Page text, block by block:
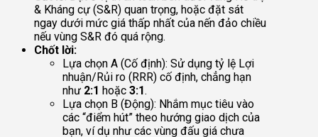
& Kháng cự (S&R) quan trọng, hoặc đặt sát
ngay dưới mức giá thấp nhất của nến đảo chiều
nếu vùng S&R đó quá rộng.
Chốt lời:
Lựa chọn A (Cố định): Sử dụng tỷ lệ Lợi
nhuận/Rủi ro (RRR) cố định, chẳng hạn
như 2:1 hoặc 3:1.
Lựa chọn B (Động): Nhắm mục tiêu vào
các “điểm hút” theo hướng giao dịch của
bạn, ví dụ như các vùng đấu giá chưa